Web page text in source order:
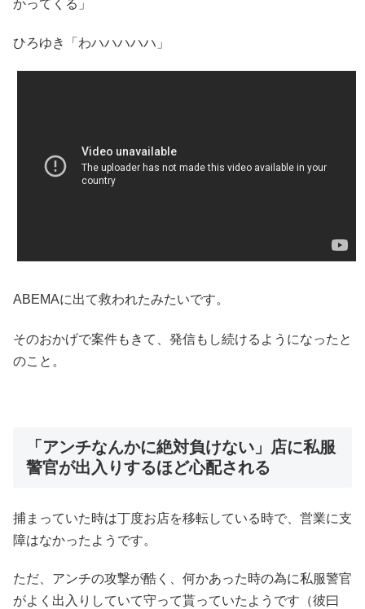
かってくる」
ひろゆき「わハハハハハ」
ABEMAに出て救われたみたいです。
そのおかげで案件もきて、発信もし続けるようになったと
のこと。
「アンチなんかに絶対負けない」店に私服
警官が出入りするほど心配される
捕まっていた時は丁度お店を移転している時で、営業に支
障はなかったようです。
ただ、アンチの攻撃が酷く、何かあった時の為に私服警官
がよく出入りしていて守って貰っていたようです（彼曰